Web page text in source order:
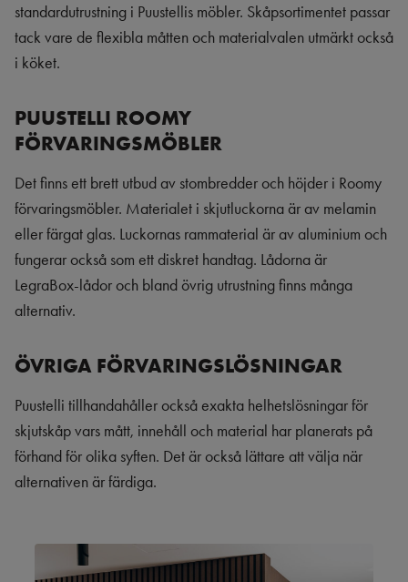
standardutrustning i Puustellis möbler. Skåpsortimentet passar
tack vare de flexibla måtten och materialvalen utmärkt också
i köket.
PUUSTELLI ROOMY
FÖRVARINGSMÖBLER
Det finns ett brett utbud av stombredder och höjder i Roomy
förvaringsmöbler. Materialet i skjutluckorna är av melamin
eller färgat glas. Luckornas rammaterial är av aluminium och
fungerar också som ett diskret handtag. Lådorna är
LegraBox-lådor och bland övrig utrustning finns många
alternativ.
ÖVRIGA FÖRVARINGSLÖSNINGAR
Puustelli tillhandahåller också exakta helhetslösningar för
skjutskåp vars mått, innehåll och material har planerats på
förhand för olika syften. Det är också lättare att välja när
alternativen är färdiga.